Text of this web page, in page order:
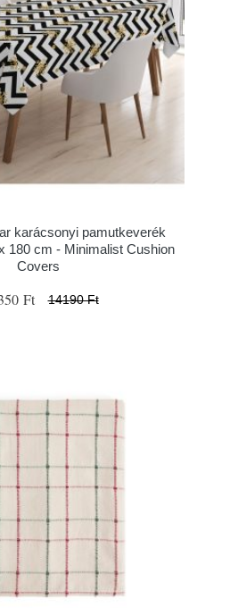
karácsonyi pamutkeverék
180 cm - Minimalist Cushion
Covers
Ft 14190 Ft